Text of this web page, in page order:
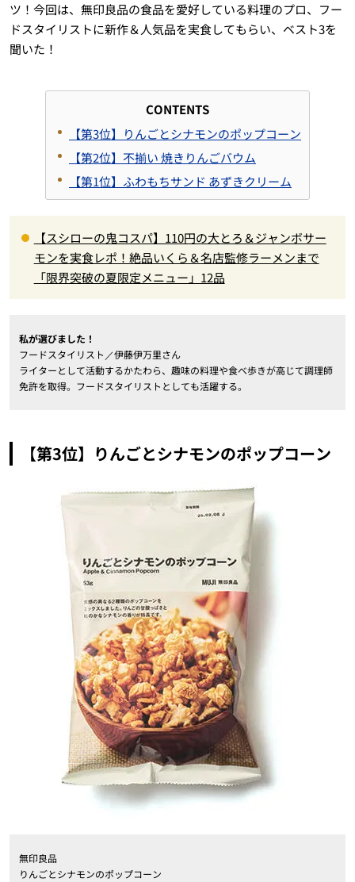
ツ！今回は、無印良品の食品を愛好している料理のプロ、フー
ドスタイリストに新作＆人気品を実食してもらい、ベスト3を
聞いた！
CONTENTS
【第3位】りんごとシナモンのポップコーン
【第2位】不揃い 焼きりんごバウム
【第1位】ふわもちサンド あずきクリーム
【スシローの鬼コスパ】110円の大とろ＆ジャンボサー
モンを実食レポ！絶品いくら＆名店監修ラーメンまで
「限界突破の夏限定メニュー」12品
私が選びました！
フードスタイリスト／伊藤伊万里さん
ライターとして活動するかたわら、趣味の料理や食べ歩きが高じて調理師
免許を取得。フードスタイリストとしても活躍する。
【第3位】りんごとシナモンのポップコーン
無印良品
りんごとシナモンのポップコーン